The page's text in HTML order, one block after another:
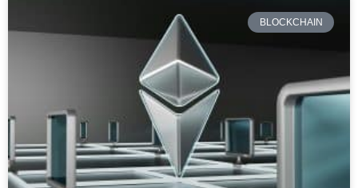
BLOCKCHAIN